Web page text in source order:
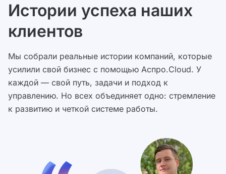
Истории успеха наших
клиентов
Мы собрали реальные истории компаний, которые
усилили свой бизнес с помощью Аспро.Cloud. У
каждой — свой путь, задачи и подход к
управлению. Но всех объединяет одно: стремление
к развитию и четкой системе работы.